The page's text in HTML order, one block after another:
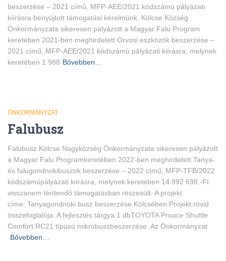
beszerzése – 2021 című, MFP-AEE/2021 kódszámú pályázati
kiírásra benyújtott támogatási kérelmünk. Kölcse Község
Önkormányzata sikeresen pályázott a Magyar Falu Program
keretében 2021-ben meghirdetett Orvosi eszközök beszerzése –
2021 című, MFP-AEE/2021 kódszámú pályázati kiírásra, melynek
keretében 1 988 Bővebben…
ÖNKORMÁNYZAT
Falubusz
Falubusz Kölcse Nagyközség Önkormányzata sikeresen pályázott
a Magyar Falu Programkeretében 2022-ben meghirdetett Tanya-
és falugondnokibuszok beszerzése – 2022 című, MFP-TFB/2022
kódszámúpályázati kiírásra, melynek keretében 14 992 698.-Ft
visszanem térítendő támogatásban részesült. A projekt
címe: Tanyagondnoki busz beszerzése Kölcsében Projekt rövid
összefoglalója: A fejlesztés tárgya 1 dbTOYOTA Proace Shuttle
Comfort RC21 típúsú mikrobuszbeszerzése. Az Önkormányzat
Bővebben…